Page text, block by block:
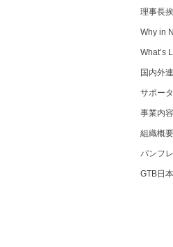
理事長
Why in
What’s
国内外
サポー
事業内容
組織概要
パンフ
GTB日